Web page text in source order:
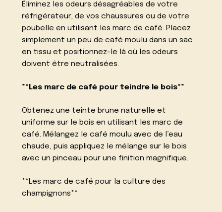
Éliminez les odeurs désagréables de votre
réfrigérateur, de vos chaussures ou de votre
poubelle en utilisant les marc de café. Placez
simplement un peu de café moulu dans un sac
en tissu et positionnez-le là où les odeurs
doivent être neutralisées.
**Les marc de café pour teindre le bois**
Obtenez une teinte brune naturelle et
uniforme sur le bois en utilisant les marc de
café. Mélangez le café moulu avec de l’eau
chaude, puis appliquez le mélange sur le bois
avec un pinceau pour une finition magnifique.
**Les marc de café pour la culture des
champignons**